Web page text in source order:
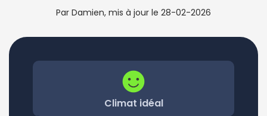
Par Damien, mis à jour le 28-02-2026
Climat idéal